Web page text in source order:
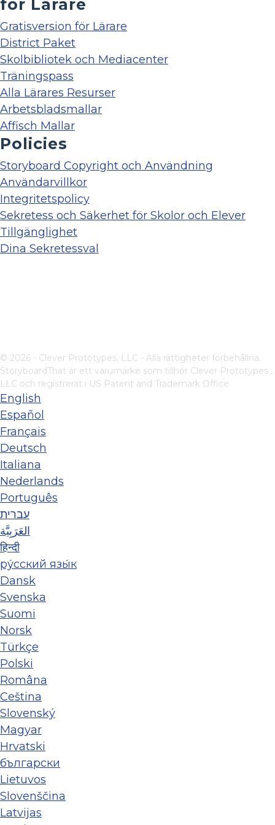
för Lärare
Gratisversion för Lärare
District Paket
Skolbibliotek och Mediacenter
Träningspass
Alla Lärares Resurser
Arbetsbladsmallar
Affisch Mallar
Policies
Storyboard Copyright och Användning
Användarvillkor
Integritetspolicy
Sekretess och Säkerhet för Skolor och Elever
Tillgänglighet
Dina Sekretessval
© 2026 - Clever Prototypes, LLC - Alla rättigheter förbehållna.
StoryboardThat är ett varumärke som tillhör Clever Prototypes ,
LLC och registrerat i US Patent and Trademark Office
English
Español
Français
Deutsch
Italiana
Nederlands
Português
עברית
العَرَبِيَّة
हिन्दी
ру́сский язы́к
Dansk
Svenska
Suomi
Norsk
Türkçe
Polski
Româna
Ceština
Slovenský
Magyar
Hrvatski
български
Lietuvos
Slovenščina
Latvijas